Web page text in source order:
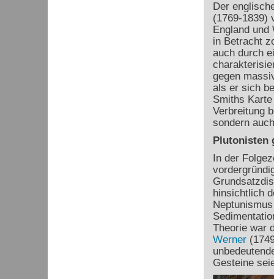
Der
(1769-1839)
England und
in Betracht
auch durch
gegen
als er sich
Smiths
Verbreitung
sondern
Plutonisten
In der
hinsichtlich
Theorie war
Werner
Gesteine